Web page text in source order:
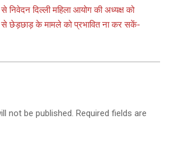
निवेदन दिल्ली महिला आयोग की अध्यक्ष को
छेड़छाड़ के मामले को प्रभावित ना कर सकें-
not be published. Required fields are